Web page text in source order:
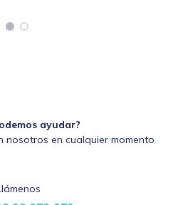
ayudar?
nosotros en cualquier momento